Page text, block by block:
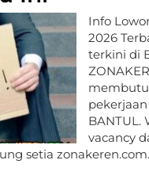
Info
2026
terkini di
BANTUL.
vacancy
setia